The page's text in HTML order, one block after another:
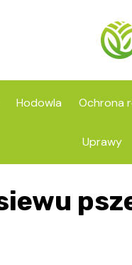
Hodowla Ochrona
Uprawy